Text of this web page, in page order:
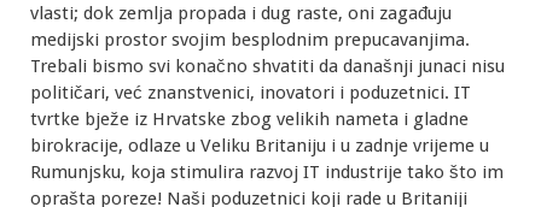
vlasti; dok zemlja propada i dug raste, oni zagađuju
medijski prostor svojim besplodnim prepucavanjima.
Trebali bismo svi konačno shvatiti da današnji junaci nisu
političari, već znanstvenici, inovatori i poduzetnici. IT
tvrtke bježe iz Hrvatske zbog velikih nameta i gladne
birokracije, odlaze u Veliku Britaniju i u zadnje vrijeme u
Rumunjsku, koja stimulira razvoj IT industrije tako što im
oprašta poreze! Naši poduzetnici koji rade u Britaniji